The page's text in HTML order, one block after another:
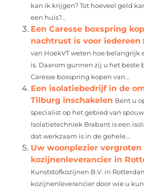
kan ik krijgen? Tot hoeveel geld
een huis?...
Een Caresse boxspring
nachtrust is voor iedereen
van HoekVT weten hoe belangrijk
is. Daarom gunnen zij u het beste
Caresse boxspring kopen van...
Een isolatiebedrijf in de
Tilburg inschakelen Bent u
specialist op het gebied van
Isolatietechniek Brabant is een
dat werkzaam is in de gehele...
Uw woonplezier vergroten
kozijnenleverancier in
Kunststofkozijnen B.V. in
kozijnenleverancier door wie u